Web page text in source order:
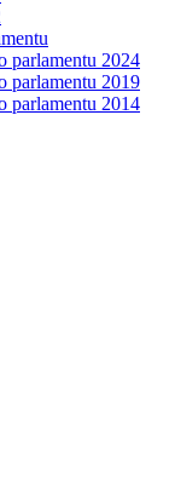
parlamentu 2024
parlamentu 2019
parlamentu 2014